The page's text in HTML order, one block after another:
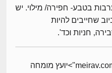
בטבע- חפירה/ מילוי. יש
שחייבים להיות
חניות וכד'.
ארז מירב -meirav.com" target="_blank">יועץ מומחה